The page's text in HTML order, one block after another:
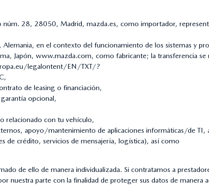
28, 28050, Madrid, mazda.es, como importador,
en el contexto del funcionamiento de los sistemas y
Japón, www.mazda.com, como fabricante; la transferencia se
legalontent/EN/TXT/?
,
de leasing o financiación,
opcional,
relacionado con tu vehículo,
apoyo/mantenimiento de aplicaciones informáticas/de TI,
de crédito, servicios de mensajería, logística), así como
de ello de manera individualizada. Si contratamos a
nuestra parte con la finalidad de proteger sus datos de manera